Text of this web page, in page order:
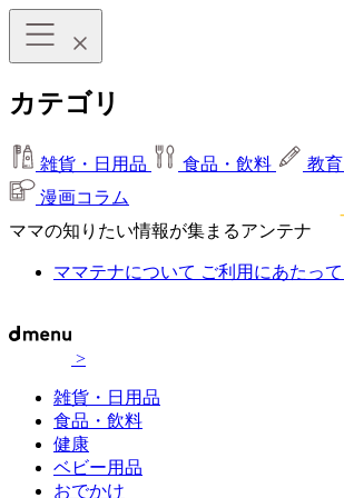
カテゴリ
雑貨・日用品 食品・飲料 教育
漫画コラム
ママの知りたい情報が集まるアンテナ
ママテナについて ご利用にあたって
>
雑貨・日用品
食品・飲料
健康
ベビー用品
おでかけ